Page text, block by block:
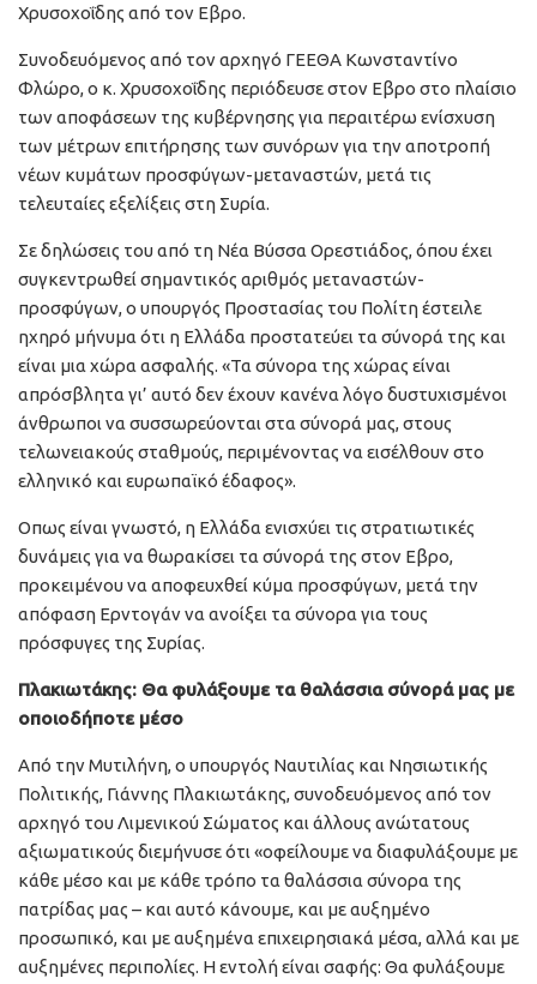
Χρυσοχοΐδης από τον Εβρο.
Συνοδευόμενος από τον αρχηγό ΓΕΕΘΑ Κωνσταντίνο
Φλώρο, ο κ. Χρυσοχοΐδης περιόδευσε στον Εβρο στο πλαίσιο
των αποφάσεων της κυβέρνησης για περαιτέρω ενίσχυση
των μέτρων επιτήρησης των συνόρων για την αποτροπή
νέων κυμάτων προσφύγων-μεταναστών, μετά τις
τελευταίες εξελίξεις στη Συρία.
Σε δηλώσεις του από τη Νέα Βύσσα Ορεστιάδος, όπου έχει
συγκεντρωθεί σημαντικός αριθμός μεταναστών-
προσφύγων, ο υπουργός Προστασίας του Πολίτη έστειλε
ηχηρό μήνυμα ότι η Ελλάδα προστατεύει τα σύνορά της και
είναι μια χώρα ασφαλής. «Τα σύνορα της χώρας είναι
απρόσβλητα γι’ αυτό δεν έχουν κανένα λόγο δυστυχισμένοι
άνθρωποι να συσσωρεύονται στα σύνορά μας, στους
τελωνειακούς σταθμούς, περιμένοντας να εισέλθουν στο
ελληνικό και ευρωπαϊκό έδαφος».
Οπως είναι γνωστό, η Ελλάδα ενισχύει τις στρατιωτικές
δυνάμεις για να θωρακίσει τα σύνορά της στον Εβρο,
προκειμένου να αποφευχθεί κύμα προσφύγων, μετά την
απόφαση Ερντογάν να ανοίξει τα σύνορα για τους
πρόσφυγες της Συρίας.
Πλακιωτάκης: Θα φυλάξουμε τα θαλάσσια σύνορά μας με
οποιοδήποτε μέσο
Από την Μυτιλήνη, ο υπουργός Ναυτιλίας και Νησιωτικής
Πολιτικής, Γιάννης Πλακιωτάκης, συνοδευόμενος από τον
αρχηγό του Λιμενικού Σώματος και άλλους ανώτατους
αξιωματικούς διεμήνυσε ότι «οφείλουμε να διαφυλάξουμε με
κάθε μέσο και με κάθε τρόπο τα θαλάσσια σύνορα της
πατρίδας μας – και αυτό κάνουμε, και με αυξημένο
προσωπικό, και με αυξημένα επιχειρησιακά μέσα, αλλά και με
αυξημένες περιπολίες. Η εντολή είναι σαφής: Θα φυλάξουμε